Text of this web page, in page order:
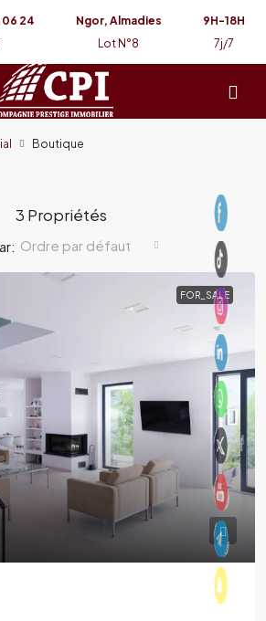
06 24
Ngor, Almadies
Lot N°8
9H-18H
7j/7
Boutique
3 Propriétés
Ordre par défaut
FOR_SALE